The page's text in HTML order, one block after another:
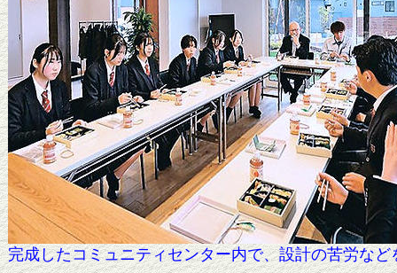
完成したコミュニティセンター内で、設計の苦労な